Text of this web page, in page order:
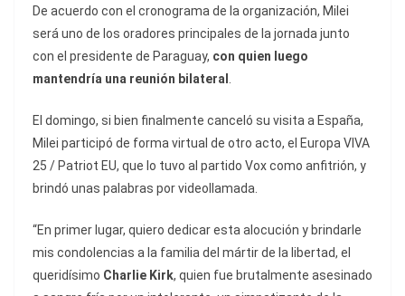
De acuerdo con el cronograma de la organización, Milei
será uno de los oradores principales de la jornada junto
con el presidente de Paraguay, con quien luego
mantendría una reunión bilateral .
El domingo, si bien finalmente canceló su visita a España,
Milei participó de forma virtual de otro acto, el Europa VIVA
25 / Patriot EU, que lo tuvo al partido Vox como anfitrión, y
brindó unas palabras por videollamada.
“En primer lugar, quiero dedicar esta alocución y brindarle
mis condolencias a la familia del mártir de la libertad, el
queridísimo Charlie Kirk, quien fue brutalmente asesinado